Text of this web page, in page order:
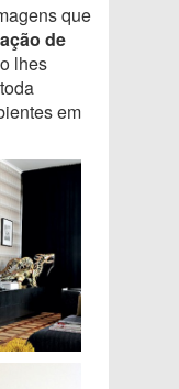
que
de
lhes
em